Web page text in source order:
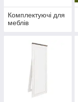
Комплектуючі для
меблів